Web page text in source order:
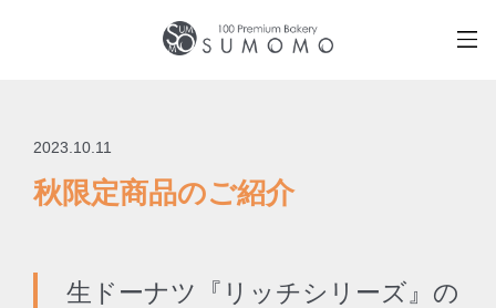
2023.10.11
秋限定商品のご紹介
生ドーナツ『リッチシリーズ』の